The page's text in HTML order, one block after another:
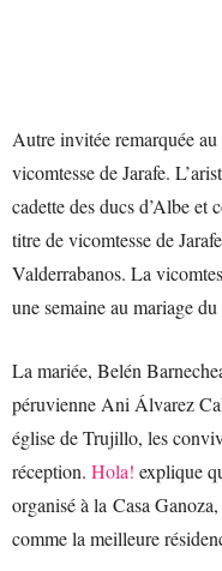
Autre invitée remarquée
vicomtesse de Jarafe.
cadette des ducs d’Albe et
titre de vicomtesse de
Valderrabanos. La
une semaine au mariage
La mariée, Belén
péruvienne Ani Álvarez
église de Trujillo, les
réception. Hola! explique
organisé à la Casa
comme la meilleure